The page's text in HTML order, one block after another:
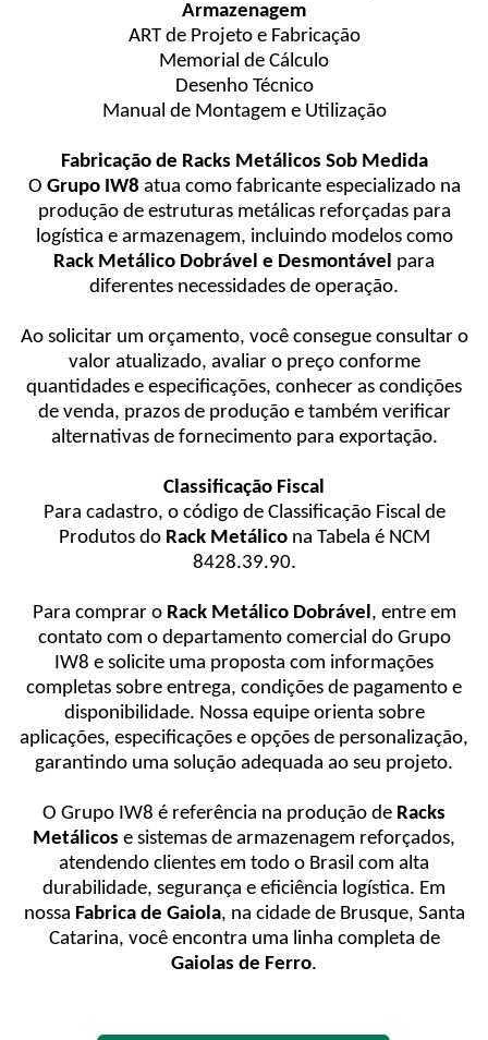
Armazenagem
ART de Projeto e Fabricação
Memorial de Cálculo
Desenho Técnico
Manual de Montagem e Utilização
Fabricação de Racks Metálicos Sob Medida
O Grupo IW8 atua como fabricante especializado na
produção de estruturas metálicas reforçadas para
logística e armazenagem, incluindo modelos como
Rack Metálico Dobrável e Desmontável para
diferentes necessidades de operação.
Ao solicitar um orçamento, você consegue consultar o
valor atualizado, avaliar o preço conforme
quantidades e especificações, conhecer as condições
de venda, prazos de produção e também verificar
alternativas de fornecimento para exportação.
Classificação Fiscal
Para cadastro, o código de Classificação Fiscal de
Produtos do Rack Metálicona Tabela é NCM
8428.39.90.
Para comprar o Rack Metálico Dobrável, entre em
contato com o departamento comercial do Grupo
IW8 e solicite uma proposta com informações
completas sobre entrega, condições de pagamento e
disponibilidade. Nossa equipe orienta sobre
aplicações, especificações e opções de personalização,
garantindo uma solução adequada ao seu projeto.
O Grupo IW8 é referência na produção de Racks
Metálicos e sistemas de armazenagem reforçados,
atendendo clientes em todo o Brasil com alta
durabilidade, segurança e eficiência logística. Em
nossa Fabrica de Gaiola, na cidade de Brusque, Santa
Catarina, você encontra uma linha completa de
Gaiolas de Ferro.